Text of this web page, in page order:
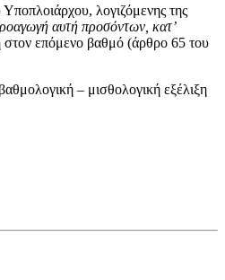
λογιζόμενης της
αυτή προσόντων, κατ’
στον επόμενο βαθμό (άρθρο 65 του
– μισθολογική εξέλιξη